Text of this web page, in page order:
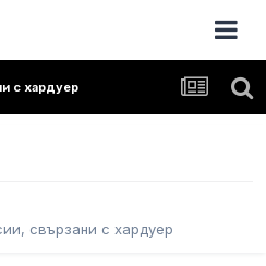
с хардуер
свързани с хардуер